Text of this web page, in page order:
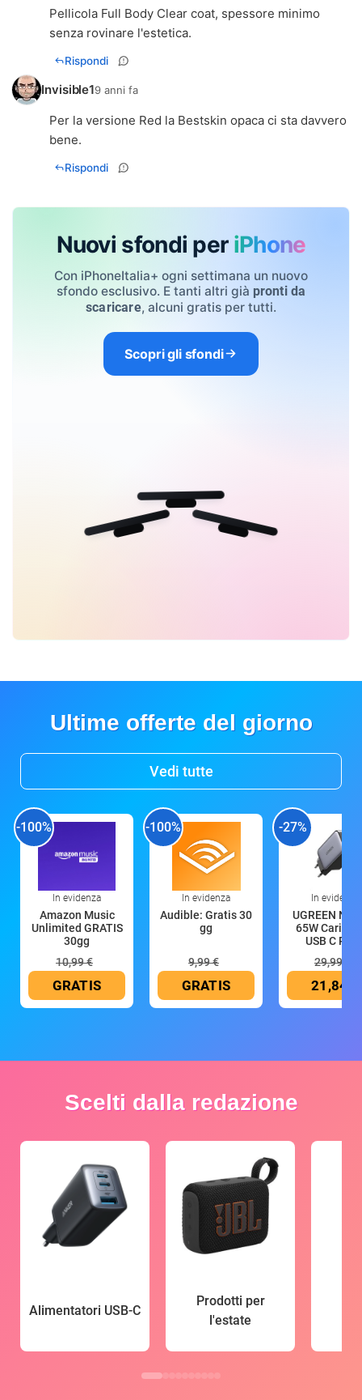
Pellicola Full Body Clear coat, spessore minimo
senza rovinare l'estetica.
Rispondi
Invisible19 anni fa
Per la versione Red la Bestskin opaca ci sta davvero
bene.
Rispondi
Nuovi sfondi per iPhone
Con iPhoneItalia+ ogni settimana un nuovo
sfondo esclusivo. E tanti altri già pronti da
scaricare, alcuni gratis per tutti.
Scopri gli sfondi
Ultime offerte del giorno
Vedi tutte
-100%
In evidenza
Amazon Music
Unlimited GRATIS
30gg
10,99 €
GRATIS
-100%
In evidenza
Audible: Gratis 30
gg
9,99 €
GRATIS
-27%
In evidenza
UGREEN
65W
USB C
29,99 €
21,84 €
Scelti dalla redazione
Alimentatori USB-C
Prodotti per
l'estate